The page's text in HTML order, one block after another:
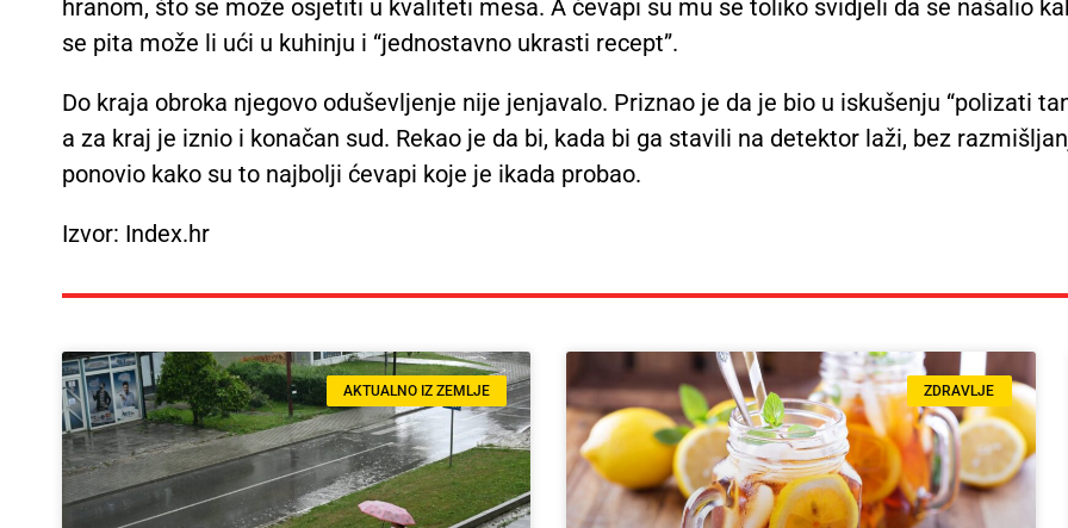
hranom, što se može osjetiti u kvaliteti mesa. A ćevapi su mu se toliko svidjeli da se našalio
se pita može li ući u kuhinju i “jednostavno ukrasti recept”.
Do kraja obroka njegovo oduševljenje nije jenjavalo. Priznao je da je bio u iskušenju “polizati
a za kraj je iznio i konačan sud. Rekao je da bi, kada bi ga stavili na detektor laži, bez
ponovio kako su to najbolji ćevapi koje je ikada probao.
Izvor: Index.hr
AKTUALNO IZ ZEMLJE ZDRAVLJE